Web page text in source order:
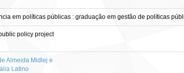
em políticas públicas : graduação em gestão de políticas
policy project
Almeida Midlej e
Latino